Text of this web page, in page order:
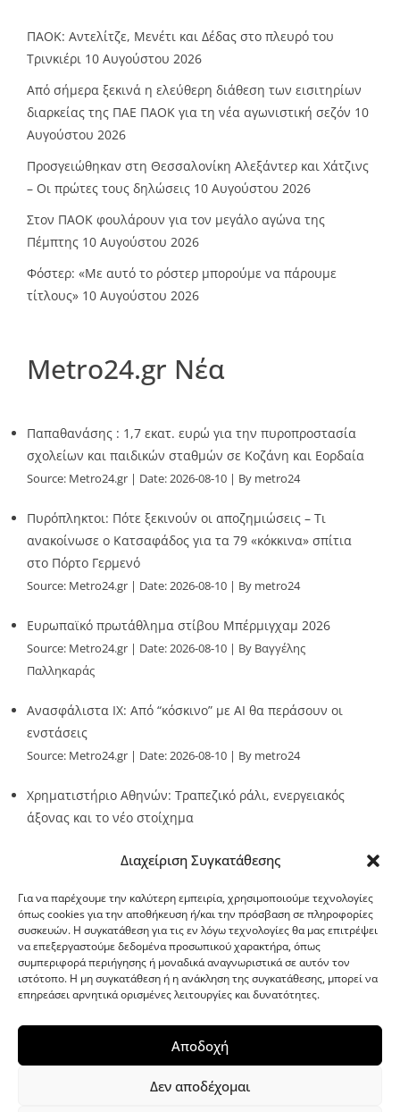
Διαχείριση Συγκατάθεσης
Για να παρέχουμε την καλύτερη εμπειρία, χρησιμοποιούμε τεχνολογίες
όπως cookies για την αποθήκευση ή/και την πρόσβαση σε πληροφορίες
συσκευών. Η συγκατάθεση για τις εν λόγω τεχνολογίες θα μας επιτρέψει
να επεξεργαστούμε δεδομένα προσωπικού χαρακτήρα, όπως
συμπεριφορά περιήγησης ή μοναδικά αναγνωριστικά σε αυτόν τον
ιστότοπο. Η μη συγκατάθεση ή η ανάκληση της συγκατάθεσης, μπορεί να
επηρεάσει αρνητικά ορισμένες λειτουργίες και δυνατότητες.
Αποδοχή
Δεν αποδέχομαι
ΠΑΟΚ: Αντελίτζε, Μενέτι και Δέδας στο πλευρό του
Τρινκιέρι 10 Αυγούστου 2026
Από σήμερα ξεκινά η ελεύθερη διάθεση των εισιτηρίων
διαρκείας της ΠΑΕ ΠΑΟΚ για τη νέα αγωνιστική σεζόν 10
Αυγούστου 2026
Προσγειώθηκαν στη Θεσσαλονίκη Αλεξάντερ και Χάτζινς
– Οι πρώτες τους δηλώσεις 10 Αυγούστου 2026
Στον ΠΑΟΚ φουλάρουν για τον μεγάλο αγώνα της
Πέμπτης 10 Αυγούστου 2026
Φόστερ: «Με αυτό το ρόστερ μπορούμε να πάρουμε
τίτλους» 10 Αυγούστου 2026
Metro24.gr Νέα
Παπαθανάσης : 1,7 εκατ. ευρώ για την πυροπροστασία
σχολείων και παιδικών σταθμών σε Κοζάνη και Εορδαία
Source: Metro24.gr Date: 2026-08-10 By metro24
Πυρόπληκτοι: Πότε ξεκινούν οι αποζημιώσεις – Τι
ανακοίνωσε ο Κατσαφάδος για τα 79 «κόκκινα» σπίτια
στο Πόρτο Γερμενό
Source: Metro24.gr Date: 2026-08-10 By metro24
Ευρωπαϊκό πρωτάθλημα στίβου Μπέρμιγχαμ 2026
Source: Metro24.gr Date: 2026-08-10
By Βαγγέλης
Παλληκαράς
Ανασφάλιστα ΙΧ: Από “κόσκινο” με AI θα περάσουν οι
ενστάσεις
Source: Metro24.gr Date: 2026-08-10 By metro24
Χρηματιστήριο Αθηνών: Τραπεζικό ράλι, ενεργειακός
άξονας και το νέο στοίχημα
G-point.gr